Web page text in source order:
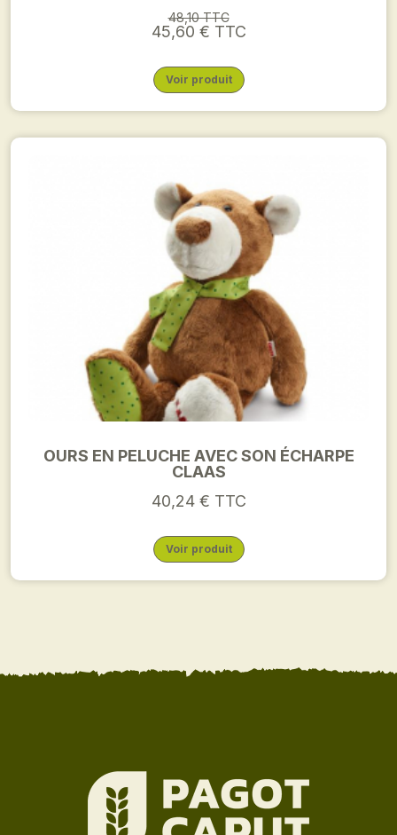
48,10 TTC
45,60 € TTC
Voir produit
OURS EN PELUCHE AVEC SON ÉCHARPE
CLAAS
40,24 € TTC
Voir produit